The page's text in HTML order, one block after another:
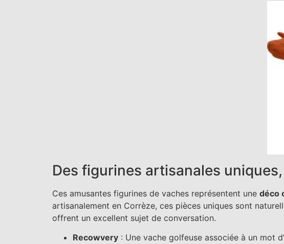
Des figurines artisanales
Ces amusantes figurines de vaches représentent une déco
artisanalement en Corrèze, ces pièces uniques sont
offrent un excellent sujet de conversation.
Recowvery : Une vache golfeuse associée à un mot